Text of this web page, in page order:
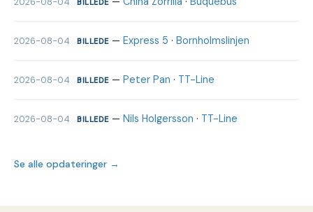
BILLEDE
2026-08-04 BILLEDE— Express 5 · Bornholmslinjen
2026-08-04 BILLEDE— Peter Pan · TT-Line
2026-08-04 BILLEDE— Nils Holgersson · TT-Line
Se alle opdateringer →